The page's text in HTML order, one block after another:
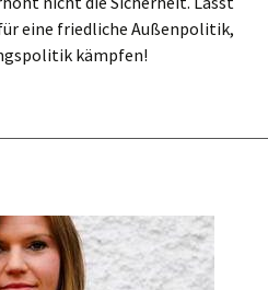
eine friedliche Außenpolitik,
kämpfen!